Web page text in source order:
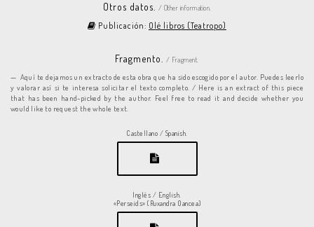
Otros datos. / Other information.
Publicación: Olé libros (Teatropo)
Fragmento./ Fragment.
Aquí te dejamos un extracto de esta obra que ha sido escogido por el autor. Puedes leerlo
y valorar así si te interesa solicitar el texto completo. / Here is an extract of this piece
that has been hand-picked by the author. Feel free to read it and decide whether you
would like to request the whole text.
Castellano / Spanish.
Inglés / English.
«Perseids» (Ruxandra Oancea)